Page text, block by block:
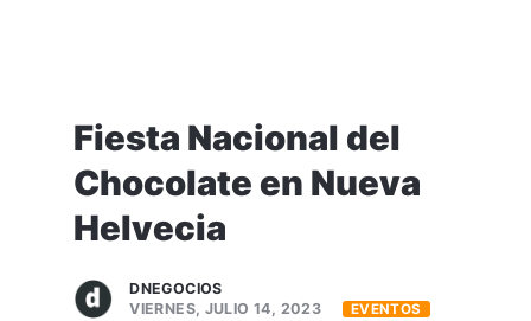
Fiesta Nacional del
Chocolate en Nueva
Helvecia
DNEGOCIOS
VIERNES, JULIO 14, 2023
EVENTOS